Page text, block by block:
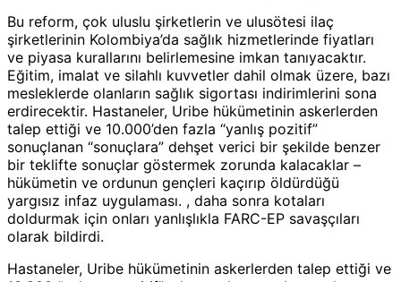
Bu reform, çok uluslu şirketlerin ve ulusötesi ilaç
şirketlerinin Kolombiya’da sağlık hizmetlerinde fiyatları
ve piyasa kurallarını belirlemesine imkan tanıyacaktır.
Eğitim, imalat ve silahlı kuvvetler dahil olmak üzere, bazı
mesleklerde olanların sağlık sigortası indirimlerini sona
erdirecektir. Hastaneler, Uribe hükümetinin askerlerden
talep ettiği ve 10.000’den fazla “yanlış pozitif”
sonuçlanan “sonuçlara” dehşet verici bir şekilde benzer
bir teklifte sonuçlar göstermek zorunda kalacaklar –
hükümetin ve ordunun gençleri kaçırıp öldürdüğü
yargısız infaz uygulaması. , daha sonra kotaları
doldurmak için onları yanlışlıkla FARC-EP savaşçıları
olarak bildirdi.
Hastaneler, Uribe hükümetinin askerlerden talep ettiği ve